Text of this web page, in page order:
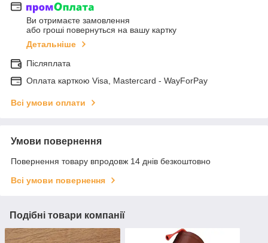
Ви отримаєте замовлення
або гроші повернуться на вашу картку
Детальніше
Післяплата
Оплата карткою Visa, Mastercard - WayForPay
Всі умови оплати
Умови повернення
Повернення товару впродовж 14 днів безкоштовно
Всі умови повернення
Подібні товари компанії